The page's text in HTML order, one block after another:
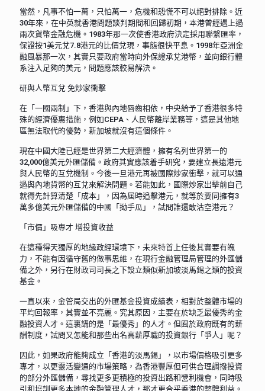
當然，凡事不怕一萬，只怕萬一，危機和恐慌不可以絕對排除。近
30年來，在中英就香港問題談判期間和回歸初期，本港曾經遇上過
兩次貨幣金融危機。1983年那一次使香港政府決定採用聯繫匯率，
保證按1美元兌7.8港元的比價兌現，事態很快平息。1998年亞洲金
融風暴那一次，其實只要政府當時向外保證承兌港幣，並向銀行體
系注入足夠的美元，問題應該較易解決。
研與人幣互兌 免炒家衝擊
在「一國兩制」下，香港與內地唇齒相依，中央給予了香港很多特
殊的經濟優惠措施，例如CEPA、人民幣離岸業務等，這是其他地
區無法取代的優勢，新加坡就沒有這個條件。
現在中國大陸已經是世界第二大經濟體，擁有名列世界第一的
32,000億美元外匯儲備。政府其實應該着手研究，要建立長遠港元
與人民幣的互兌機制。今後一旦港元再被國際炒家衝擊，就可以通
過與內地貨幣的互兌來解決問題。若能如此，國際炒家出擊前自己
就得先計算清楚「成本」，因為屆時追擊港元，就等於要同擁有3
萬多億美元外匯儲備的中國「拗手瓜」，試問誰還敢沽空港元？
「市價」吸專才 增投資收益
在這種得天獨厚的地緣政經環境下，未來特首上任後其實要有魄
力，不能有因循守舊的做事思維，在現行金融管理局管理的外匯儲
備之外，另行在財政司司長之下設立類似新加坡淡馬錫之類的投資
基金。
一直以來，金管局交出的外匯基金投資成績表，相對於整體市場的
平均回報率，其實並不亮麗。究其原因，主要在於缺乏最優秀的金
融投資人才。這裏講的是「最優秀」的人才。但囿於政府既有的薪
酬制度，試問又怎能和那些出名高薪厚職的投資銀行「爭人」呢？
因此，如果政府能夠成立「香港的淡馬錫」，以市場價格吸引更多
專才，以更靈活變通的市場策略，為香港豐厚但可供合理調撥投資
的部分外匯儲備，尋找更多更積極的投資出路和營利機會，同時吸
引和培訓更多本地的金融管理人才，那才更合乎香港的整體利益。